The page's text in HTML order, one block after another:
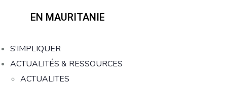
EN MAURITANIE
S’IMPLIQUER
ACTUALITÉS & RESSOURCES
ACTUALITES